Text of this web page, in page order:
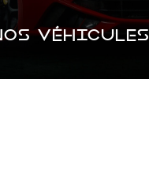
VÉHICULES